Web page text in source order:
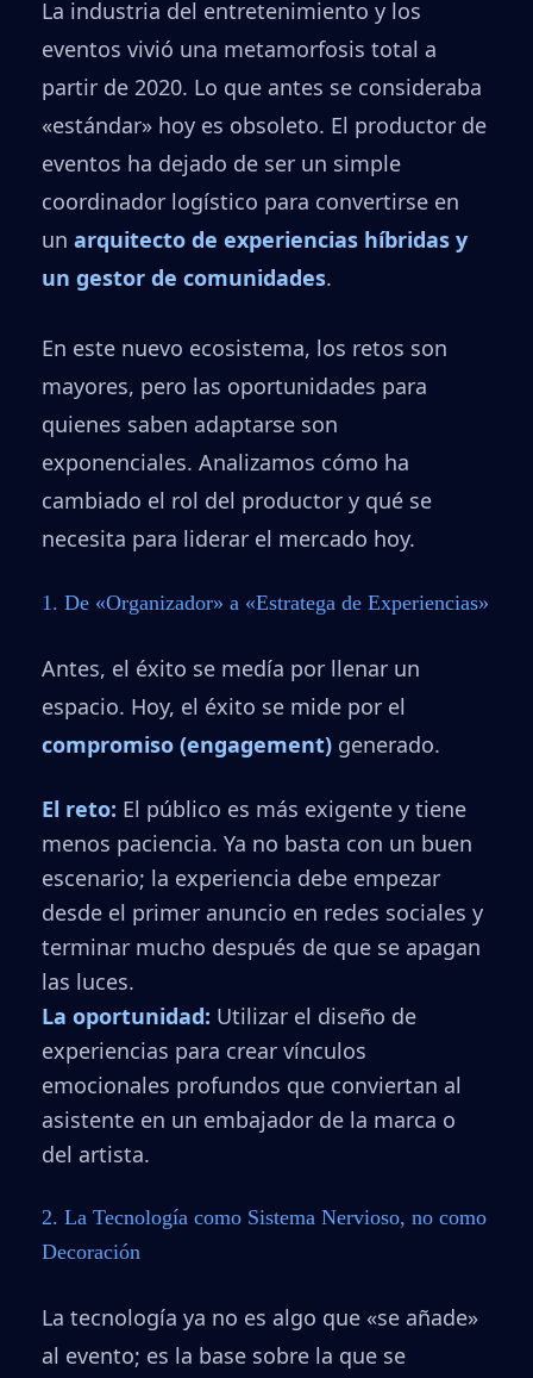
La industria del entretenimiento y los
eventos vivió una metamorfosis total a
partir de 2020. Lo que antes se consideraba
«estándar» hoy es obsoleto. El productor de
eventos ha dejado de ser un simple
coordinador logístico para convertirse en
unarquitecto de experiencias híbridas y
un gestor de comunidades.
En este nuevo ecosistema, los retos son
mayores, pero las oportunidades para
quienes saben adaptarse son
exponenciales. Analizamos cómo ha
cambiado el rol del productor y qué se
necesita para liderar el mercado hoy.
1. De «Organizador» a «Estratega de Experiencias»
Antes, el éxito se medía por llenar un
espacio. Hoy, el éxito se mide por el
compromiso (engagement) generado.
El reto: El público es más exigente y tiene
menos paciencia. Ya no basta con un buen
escenario; la experiencia debe empezar
desde el primer anuncio en redes sociales y
terminar mucho después de que se apagan
las luces.
La oportunidad: Utilizar el diseño de
experiencias para crear vínculos
emocionales profundos que conviertan al
asistente en un embajador de la marca o
del artista.
2. La Tecnología como Sistema Nervioso, no como
Decoración
La tecnología ya no es algo que «se añade»
al evento; es la base sobre la que se